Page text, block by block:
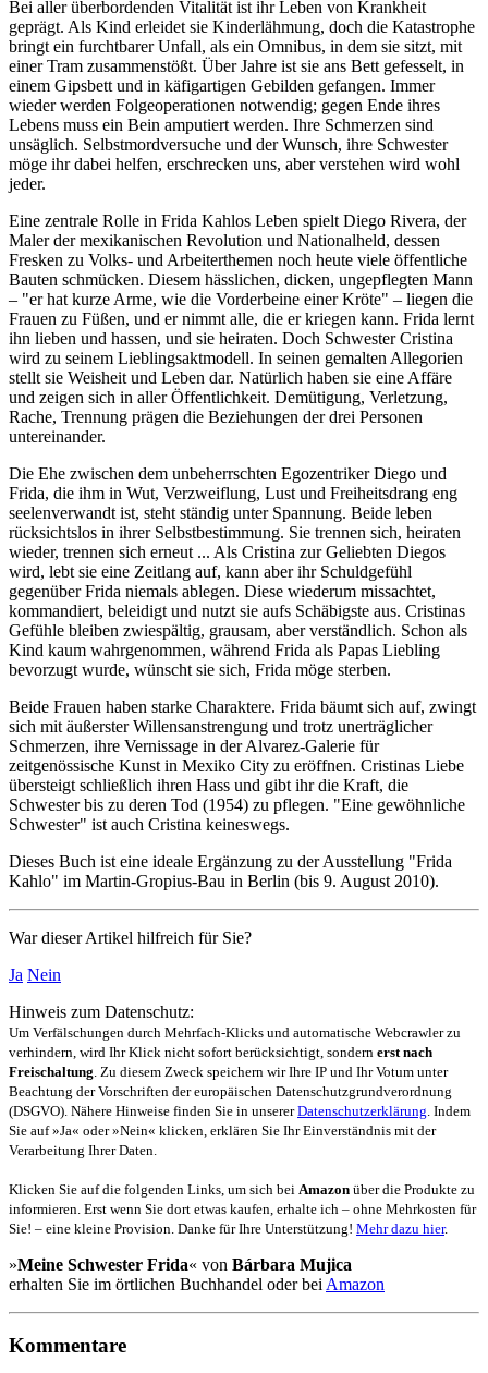
Bei aller überbordenden Vitalität ist ihr Leben von Krankheit
geprägt. Als Kind erleidet sie Kinderlähmung, doch die Katastrophe
bringt ein furchtbarer Unfall, als ein Omnibus, in dem sie sitzt, mit
einer Tram zusammenstößt. Über Jahre ist sie ans Bett gefesselt, in
einem Gipsbett und in käfigartigen Gebilden gefangen. Immer
wieder werden Folgeoperationen notwendig; gegen Ende ihres
Lebens muss ein Bein amputiert werden. Ihre Schmerzen sind
unsäglich. Selbstmordversuche und der Wunsch, ihre Schwester
möge ihr dabei helfen, erschrecken uns, aber verstehen wird wohl
jeder.
Eine zentrale Rolle in Frida Kahlos Leben spielt Diego Rivera, der
Maler der mexikanischen Revolution und Nationalheld, dessen
Fresken zu Volks- und Arbeiterthemen noch heute viele öffentliche
Bauten schmücken. Diesem hässlichen, dicken, ungepflegten Mann
– "er hat kurze Arme, wie die Vorderbeine einer Kröte" – liegen die
Frauen zu Füßen, und er nimmt alle, die er kriegen kann. Frida lernt
ihn lieben und hassen, und sie heiraten. Doch Schwester Cristina
wird zu seinem Lieblingsaktmodell. In seinen gemalten Allegorien
stellt sie Weisheit und Leben dar. Natürlich haben sie eine Affäre
und zeigen sich in aller Öffentlichkeit. Demütigung, Verletzung,
Rache, Trennung prägen die Beziehungen der drei Personen
untereinander.
Die Ehe zwischen dem unbeherrschten Egozentriker Diego und
Frida, die ihm in Wut, Verzweiflung, Lust und Freiheitsdrang eng
seelenverwandt ist, steht ständig unter Spannung. Beide leben
rücksichtslos in ihrer Selbstbestimmung. Sie trennen sich, heiraten
wieder, trennen sich erneut ... Als Cristina zur Geliebten Diegos
wird, lebt sie eine Zeitlang auf, kann aber ihr Schuldgefühl
gegenüber Frida niemals ablegen. Diese wiederum missachtet,
kommandiert, beleidigt und nutzt sie aufs Schäbigste aus. Cristinas
Gefühle bleiben zwiespältig, grausam, aber verständlich. Schon als
Kind kaum wahrgenommen, während Frida als Papas Liebling
bevorzugt wurde, wünscht sie sich, Frida möge sterben.
Beide Frauen haben starke Charaktere. Frida bäumt sich auf, zwingt
sich mit äußerster Willensanstrengung und trotz unerträglicher
Schmerzen, ihre Vernissage in der Alvarez-Galerie für
zeitgenössische Kunst in Mexiko City zu eröffnen. Cristinas Liebe
übersteigt schließlich ihren Hass und gibt ihr die Kraft, die
Schwester bis zu deren Tod (1954) zu pflegen. "Eine gewöhnliche
Schwester" ist auch Cristina keineswegs.
Dieses Buch ist eine ideale Ergänzung zu der Ausstellung "Frida
Kahlo" im Martin-Gropius-Bau in Berlin (bis 9. August 2010).
War dieser Artikel hilfreich für Sie?
Ja Nein
Hinweis zum Datenschutz:
Um Verfälschungen durch Mehrfach-Klicks und automatische Webcrawler zu
verhindern, wird Ihr Klick nicht sofort berücksichtigt, sondern erst nach
Freischaltung . Zu diesem Zweck speichern wir Ihre IP und Ihr Votum unter
Beachtung der Vorschriften der europäischen Datenschutzgrundverordnung
(DSGVO). Nähere Hinweise finden Sie in unsererDatenschutzerklärung . Indem
Sie auf »Ja« oder »Nein« klicken, erklären Sie Ihr Einverständnis mit der
Verarbeitung Ihrer Daten.
Klicken Sie auf die folgenden Links, um sich bei Amazon über die Produkte zu
informieren. Erst wenn Sie dort etwas kaufen, erhalte ich – ohne Mehrkosten für
Sie! – eine kleine Provision. Danke für Ihre Unterstützung! Mehr dazu hier.
»Meine Schwester Frida« von Bárbara Mujica
erhalten Sie im örtlichen Buchhandel oder bei Amazon
Kommentare